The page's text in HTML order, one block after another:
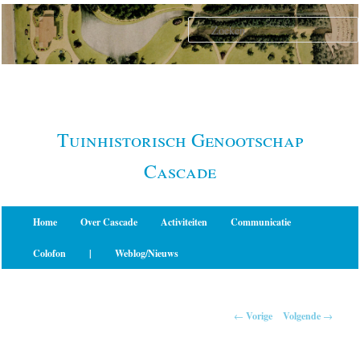
Spring
naar
primaire
Tuinhistorisch Genootschap
Cascade
Home Over Cascade Activiteiten Communicatie
Colofon | Weblog/Nieuws
← Vorige Volgende →